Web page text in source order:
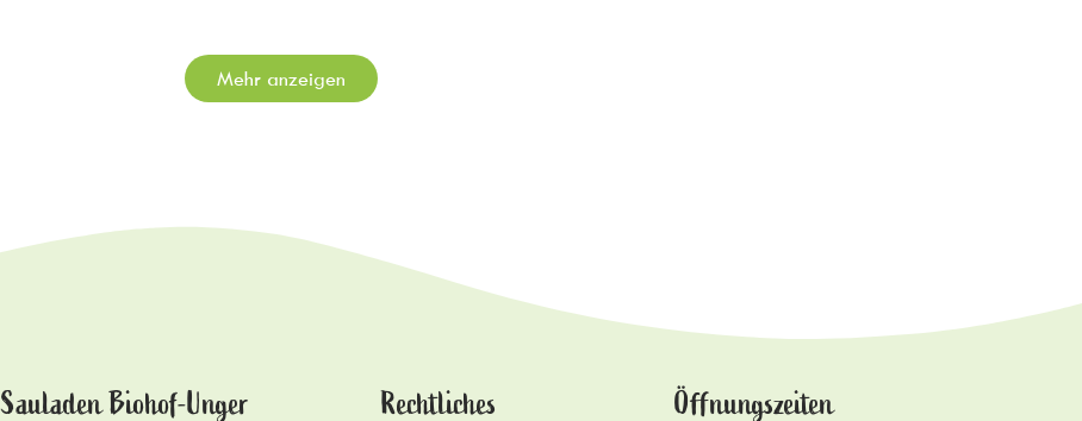
Mehr anzeigen
Sauladen Biohof-Unger Rechtliches Öffnungszeiten